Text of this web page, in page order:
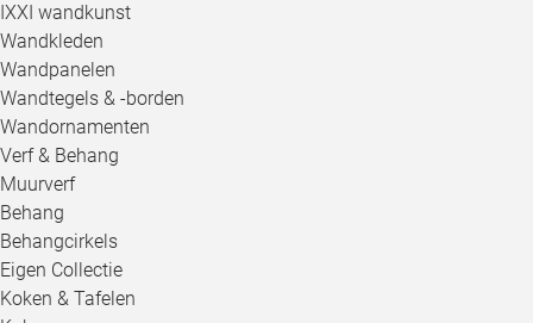
IXXI wandkunst
Wandkleden
Wandpanelen
Wandtegels & -borden
Wandornamenten
Verf & Behang
Muurverf
Behang
Behangcirkels
Eigen Collectie
Koken & Tafelen